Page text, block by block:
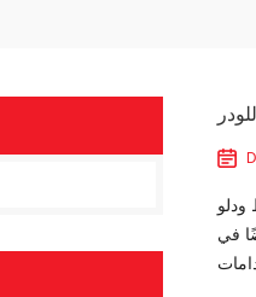
ودلو
في